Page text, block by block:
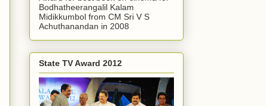
Bodhatheerangalil Kalam
Midikkumbol from CM Sri V S
Achuthanandan in 2008
State TV Award 2012